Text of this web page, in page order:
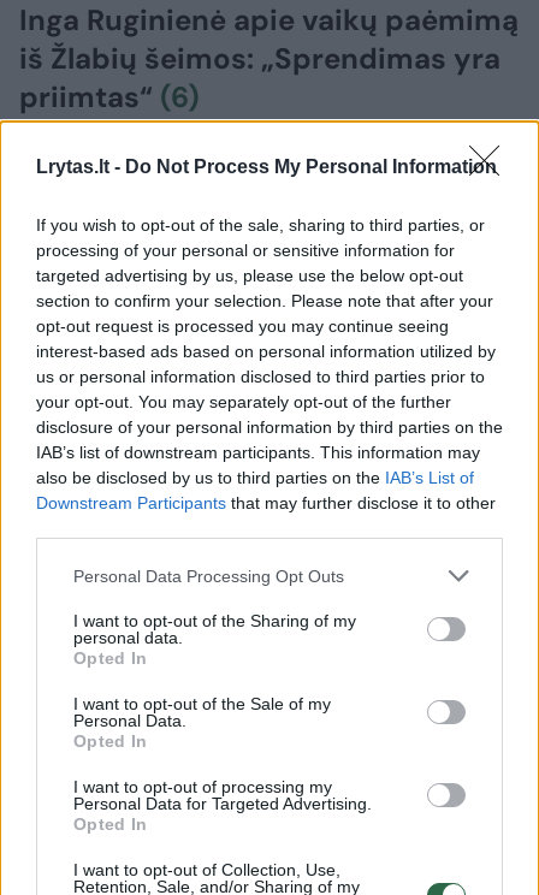
Lrytas.lt - Do Not Process My Personal Information
If you wish to opt-out of the sale, sharing to third parties, or
processing of your personal or sensitive information for
targeted advertising by us, please use the below opt-out
section to confirm your selection. Please note that after your
opt-out request is processed you may continue seeing
interest-based ads based on personal information utilized by
us or personal information disclosed to third parties prior to
your opt-out. You may separately opt-out of the further
disclosure of your personal information by third parties on the
IAB’s list of downstream participants. This information may
also be disclosed by us to third parties on the IAB’s List of
Downstream Participants that may further disclose it to other
Personal Data Processing Opt Outs
I want to opt-out of the Sharing of my
personal data.
Opted In
I want to opt-out of the Sale of my
Personal Data.
Opted In
I want to opt-out of processing my
Personal Data for Targeted Advertising.
Opted In
I want to opt-out of Collection, Use,
Retention, Sale, and/or Sharing of my
Inga Ruginienė apie vaikų paėmimą
iš Žlabių šeimos: „Sprendimas yra
priimtas“ (6)
Lrytas.lt
Jei Ukmergės rajone gyvenanti Žlabių
šeima atsisakys bendradarbiauti su
Valstybinės vaiko teisių apsaugos ir
įvaikinimo tarnyba, atžalos iš šeimos turės
būti paimtos, sako socialinės apsaugos ir
darbo ministrė Inga Ruginienė.
Daugiau nuotraukų (4)